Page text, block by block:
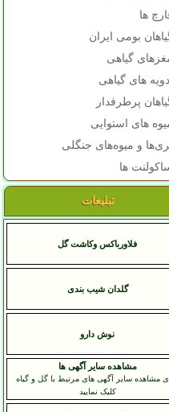
ها
بومی ایران
گیاهی
ادویه های گیاهی
پرطرفدار
های استوایی
و میوه‌های جنگلی
ها
تبلیغات
فلاورباکس وکاشت گل
گلدان شیب بندی
نوش دارو
مشاهده سایر آگهی ها
مشاهده سایر آگهی های مرتبط با گل و گیاه
کلیک نمایید